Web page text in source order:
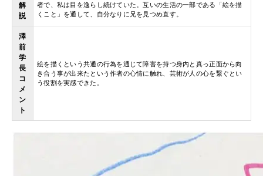
解
説
者で、私は目を逸らし続けていた。互いの生活の一部である「絵を描
くこと」を通して、自分なりに兄を見つめ直す。
澤
前
学
長
コ
メ
ン
ト
絵を描くという共通の行為を通じて障害を持つ身内と真っ正面から向
き合う事が出来たという作者の心情に触れ、芸術が人の心を繋ぐとい
う役割を実感できた。